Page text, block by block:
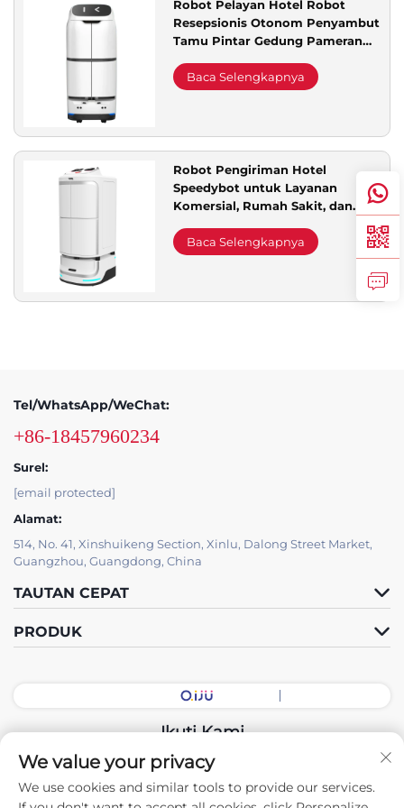
Dukungan Layanan
Hubungi Kami
Robot Pelayan Hotel Robot
Resepsionis Otonom Penyambut
Tamu Pintar Gedung Pameran
Barang
Baca Selengkapnya
Robot Pengiriman Hotel
Speedybot untuk Layanan
Komersial, Rumah Sakit, dan
Balai Pemerintahan oleh Alpha
Robotics
Baca Selengkapnya
Tel/WhatsApp/WeChat:
+86-18457960234
Surel:
[email protected]
Alamat:
514, No. 41, Xinshuikeng Section, Xinlu, Dalong Street Market,
Guangzhou, Guangdong, China
TAUTAN CEPAT
PRODUK
Ikuti Kami
Hak Cipta © 2026 China Guangdong Exhibition Hall Intelligent
We value your privacy
We use cookies and similar tools to provide our services.